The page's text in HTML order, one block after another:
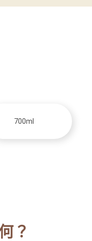
700ml
？